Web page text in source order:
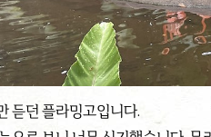
듣던 플라밍고입니다.